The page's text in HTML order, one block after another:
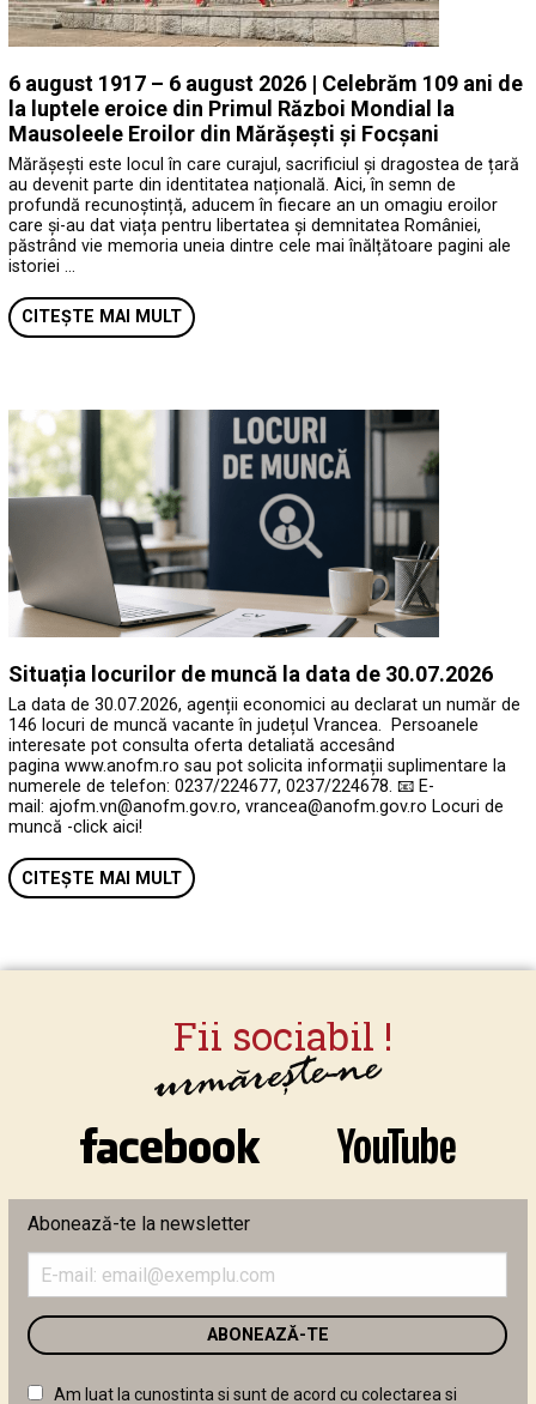
6 august 1917 – 6 august 2026 | Celebrăm 109 ani de
la luptele eroice din Primul Război Mondial la
Mausoleele Eroilor din Mărășești și Focșani
Mărășești este locul în care curajul, sacrificiul și dragostea de țară
au devenit parte din identitatea națională. Aici, în semn de
profundă recunoștință, aducem în fiecare an un omagiu eroilor
care și-au dat viața pentru libertatea și demnitatea României,
păstrând vie memoria uneia dintre cele mai înălțătoare pagini ale
istoriei …
CITEȘTE MAI MULT
Situația locurilor de muncă la data de 30.07.2026
La data de 30.07.2026, agenții economici au declarat un număr de
146 locuri de muncă vacante în județul Vrancea. Persoanele
interesate pot consulta oferta detaliată accesând
pagina www.anofm.ro sau pot solicita informații suplimentare la
numerele de telefon: 0237/224677, 0237/224678. 📧 E-
mail: ajofm.vn@anofm.gov.ro, vrancea@anofm.gov.ro Locuri de
muncă -click aici!
CITEȘTE MAI MULT
Abonează-te la newsletter
adresa
email
în
următor
Am luat la cunostinta si sunt de acord cu colectarea si